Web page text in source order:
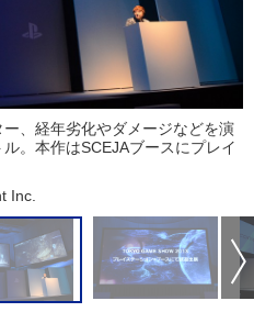
、経年劣化やダメージなどを演
。本作はSCEJAブースにプレイ
Inc.